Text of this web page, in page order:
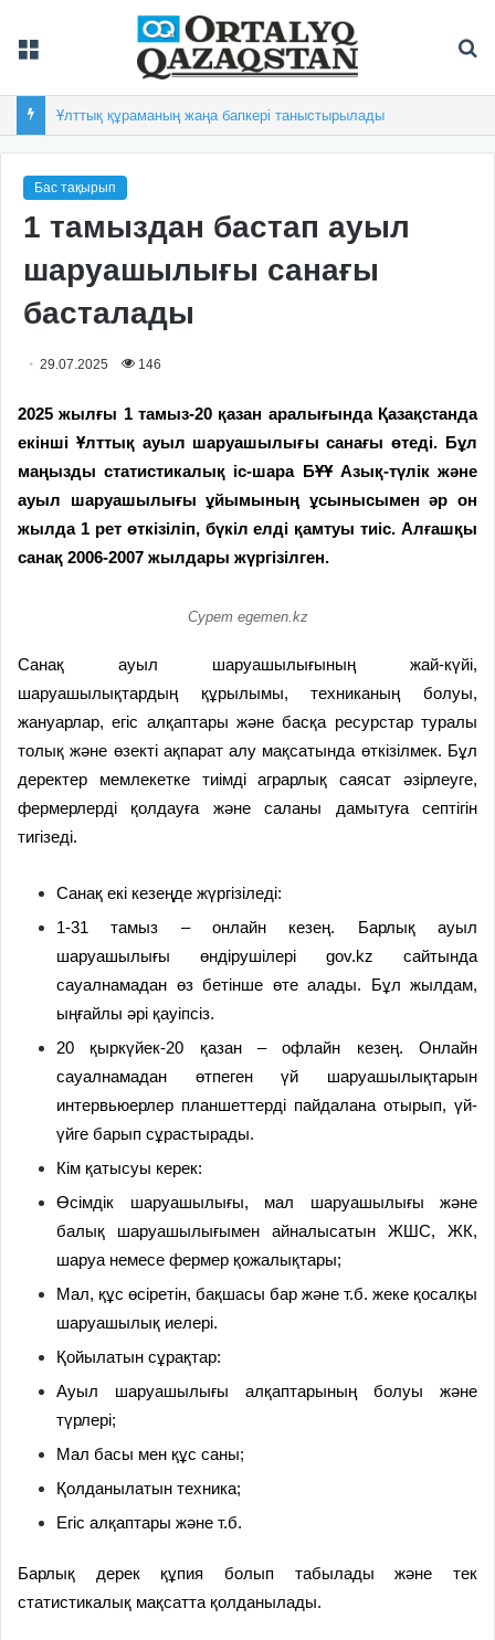
Ұлттық құраманың жаңа бапкері таныстырылады
Бас тақырып
1 тамыздан бастап ауыл
шаруашылығы санағы
басталады
29.07.2025 146
2025 жылғы 1 тамыз-20 қазан аралығында Қазақстанда
екінші Ұлттық ауыл шаруашылығы санағы өтеді. Бұл
маңызды статистикалық іс-шара БҰҰ Азық-түлік және
ауыл шаруашылығы ұйымының ұсынысымен әр он
жылда 1 рет өткізіліп, бүкіл елді қамтуы тиіс. Алғашқы
санақ 2006-2007 жылдары жүргізілген.
Сурет egemen.kz
Санақ ауыл шаруашылығының жай-күйі,
шаруашылықтардың құрылымы, техниканың болуы,
жануарлар, егіс алқаптары және басқа ресурстар туралы
толық және өзекті ақпарат алу мақсатында өткізілмек. Бұл
деректер мемлекетке тиімді аграрлық саясат әзірлеуге,
фермерлерді қолдауға және саланы дамытуға септігін
тигізеді.
Санақ екі кезеңде жүргізіледі:
1-31 тамыз – онлайн кезең. Барлық ауыл
шаруашылығы өндірушілері gov.kz сайтында
сауалнамадан өз бетінше өте алады. Бұл жылдам,
ыңғайлы әрі қауіпсіз.
20 қыркүйек-20 қазан – офлайн кезең. Онлайн
сауалнамадан өтпеген үй шаруашылықтарын
интервьюерлер планшеттерді пайдалана отырып, үй-
үйге барып сұрастырады.
Кім қатысуы керек:
Өсімдік шаруашылығы, мал шаруашылығы және
балық шаруашылығымен айналысатын ЖШС, ЖК,
шаруа немесе фермер қожалықтары;
Мал, құс өсіретін, бақшасы бар және т.б. жеке қосалқы
шаруашылық иелері.
Қойылатын сұрақтар:
Ауыл шаруашылығы алқаптарының болуы және
түрлері;
Мал басы мен құс саны;
Қолданылатын техника;
Егіс алқаптары және т.б.
Барлық дерек құпия болып табылады және тек
статистикалық мақсатта қолданылады.